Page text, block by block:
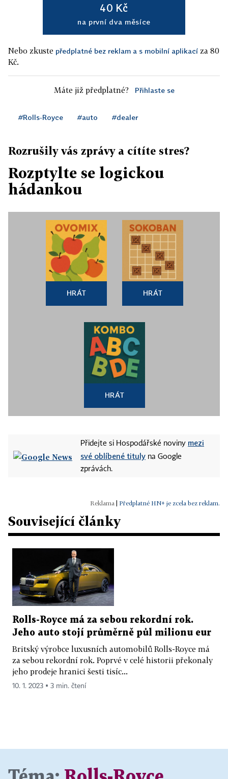
40 Kč
na první dva měsíce
Nebo zkuste předplatné bez reklam a s mobilní aplikací za 80
Kč.
Máte již předplatné? Přihlaste se
#Rolls-Royce #auto #dealer
Rozrušily vás zprávy a cítíte stres?
Rozptylte se logickou
hádankou
HRÁT HRÁT
HRÁT
Přidejte si Hospodářské noviny mezi
své oblíbené tituly na Google
zprávách.
Předplatné HN+ je zcela bez reklam.
Související články
Rolls-Royce má za sebou rekordní rok.
Jeho auto stojí průměrně půl milionu eur
Britský výrobce luxusních automobilů Rolls-Royce má
za sebou rekordní rok. Poprvé v celé historii překonaly
jeho prodeje hranici šesti tisíc...
10. 1. 2023 ▪ 3 min. čtení